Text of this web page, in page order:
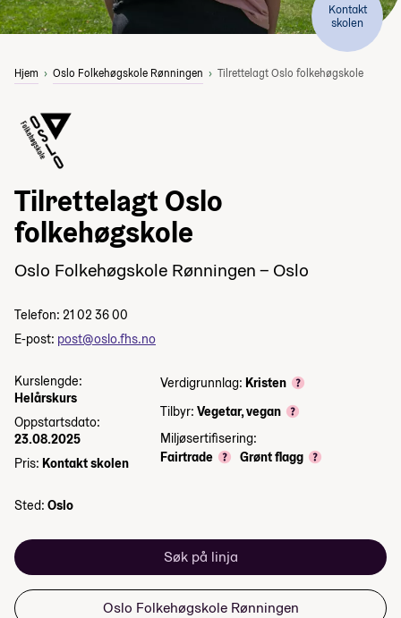
Kontakt
skolen
Hjem Oslo Folkehøgskole Rønningen Tilrettelagt Oslo folkehøgskole
Tilrettelagt Oslo
folkehøgskole
Oslo Folkehøgskole Rønningen – Oslo
Telefon: 21 02 36 00
E-post: post@oslo.fhs.no
Kurslengde:
Helårskurs
Oppstartsdato:
23.08.2025
Pris: Kontakt skolen
Verdigrunnlag: Kristen
Tilbyr: Vegetar, vegan
Miljøsertifisering:
Fairtrade
Grønt flagg
Sted: Oslo
Søk på linja
Oslo Folkehøgskole Rønningen